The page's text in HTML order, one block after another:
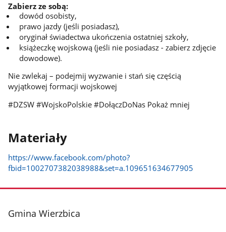
Zabierz ze sobą:
dowód osobisty,
prawo jazdy (jeśli posiadasz),
oryginał świadectwa ukończenia ostatniej szkoły,
książeczkę wojskową (jeśli nie posiadasz - zabierz zdjęcie
dowodowe).
Nie zwlekaj – podejmij wyzwanie i stań się częścią
wyjątkowej formacji wojskowej
#DZSW #WojskoPolskie #DołączDoNas Pokaż mniej
Materiały
https://www.facebook.com/photo?
fbid=1002707382038988&set=a.109651634677905
stopka
Gmina Wierzbica